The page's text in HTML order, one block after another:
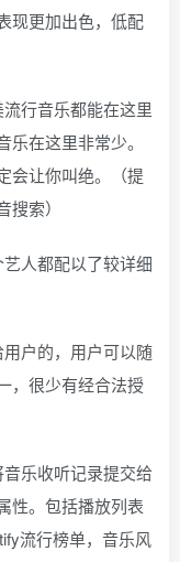
现更加出色，低配
行音乐都能在这里
在这里非常少。
会让你叫绝。（提
索）
人都配以了较详细
户的，用户可以随
，很少有经合法授
乐收听记录提交给
性。包括播放列表
流行榜单，音乐风